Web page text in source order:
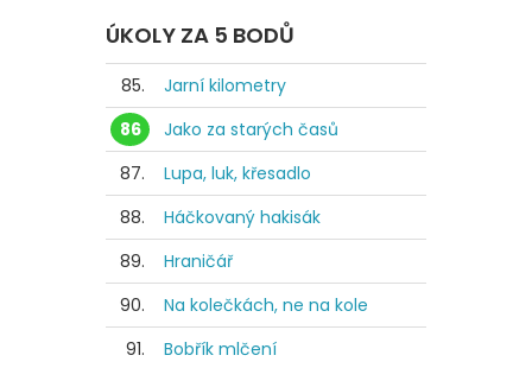
ÚKOLY ZA 5 BODŮ
85.
Jarní kilometry
86
Jako za starých časů
87.
Lupa, luk, křesadlo
88.
Háčkovaný hakisák
89.
Hraničář
90.
Na kolečkách, ne na kole
91.
Bobřík mlčení